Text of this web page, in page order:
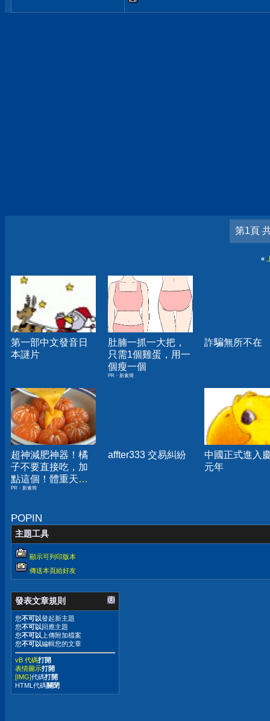
第1頁
«
第一部中文發音日
本謎片
肚腩一抓一大把，
只需1個雞蛋，用一
個瘦一個
PR・新素簡
詐騙無所不在
超神減肥神器！橘
子不要直接吃，加
點這個！體重天天
下降
PR・新素簡
affter333 交易糾紛
中國正式進入
元年
POPIN
主題工具
顯示可列印版本
傳送本頁給好友
發表文章規則
您不可以發起新主題
您不可以 回應主題
您不可以 上傳附加檔案
您不可以編輯您的文章
vB 代碼打開
表情圖示打開
[IMG]代碼打開
HTML代碼關閉